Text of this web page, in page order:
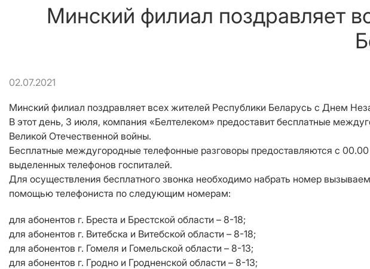
Минский филиал поздравляет
02.07.2021
Минский филиал поздравляет всех жителей Республики Беларусь с Днем
В этот день, 3 июля, компания «Белтелеком» предоставит бесплатные
Великой Отечественной войны.
Бесплатные междугородные телефонные разговоры предоставляются c
выделенных телефонов госпиталей.
Для осуществления бесплатного звонка необходимо набрать номер
помощью телефониста по следующим номерам:
для абонентов г. Бреста и Брестской области – 8-18;
для абонентов г. Витебска и Витебской области – 8-18;
для абонентов г. Гомеля и Гомельской области – 8-13;
для абонентов г. Гродно и Гродненской области – 8-13;